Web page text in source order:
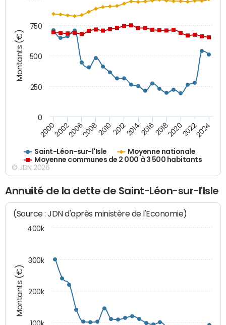
Montants (€)
Saint-Léon-sur-l'Isle
Moyenne nationale
Moyenne communes de 2 000 à 3 500 habitants
200020022006200820102012201420162018202020222024
0
250
500
750
© JDN 2026
Annuité de la dette de Saint-Léon-sur-l'Isle
Montants (€)
(Source : JDN d'après ministère de l'Economie)
100k
200k
300k
400k